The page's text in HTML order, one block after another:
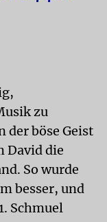
zu
der böse Geist
David die
So wurde
besser, und
Schmuel